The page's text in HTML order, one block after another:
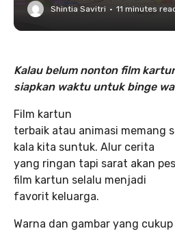
Shintia Savitri · 11 minutes
Kalau belum nonton film
siapkan waktu untuk binge
Film kartun
terbaik atau animasi memang
kala kita suntuk. Alur cerita
yang ringan tapi sarat akan
film kartun selalu menjadi
favorit keluarga.
Warna dan gambar yang